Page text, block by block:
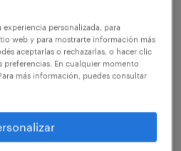
capacidades y
supera al humano.
de la tecnología
a la fábrica a colocar
atención, podría
experiencia personalizada, para
web y para mostrarte información más
aceptarlas o rechazarlas, o hacer clic
preferencias. En cualquier momento
más información, puedes consultar